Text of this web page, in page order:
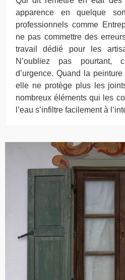
apparence en quelque
professionnels comme
ne pas commettre des
travail dédié pour les
N’oubliez pas pourtant,
d’urgence. Quand la
elle ne protège plus les
nombreux éléments qui les
l’eau s’infiltre facilement à